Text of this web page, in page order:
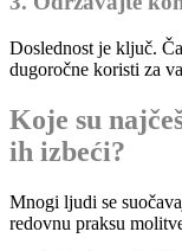
Doslednost je ključ.
dugoročne koristi za
Koje su
ih izbeći?
Mnogi ljudi se
redovnu praksu